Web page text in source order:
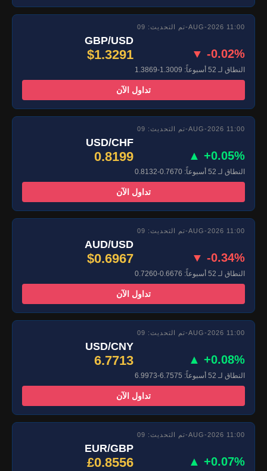
تم التحديث: 09-AUG-2026 11:00
GBP/USD
$1.3291 ▼ -0.02%
النطاق لـ 52 أسبوعاً: 1.3009-1.3869
تداول الآن
تم التحديث: 09-AUG-2026 11:00
USD/CHF
0.8199 ▲ +0.05%
النطاق لـ 52 أسبوعاً: 0.7670-0.8132
تداول الآن
تم التحديث: 09-AUG-2026 11:00
AUD/USD
$0.6967 ▼ -0.34%
النطاق لـ 52 أسبوعاً: 0.6676-0.7260
تداول الآن
تم التحديث: 09-AUG-2026 11:00
USD/CNY
6.7713 ▲ +0.08%
النطاق لـ 52 أسبوعاً: 6.7575-6.9973
تداول الآن
تم التحديث: 09-AUG-2026 11:00
EUR/GBP
£0.8556 ▲ +0.07%